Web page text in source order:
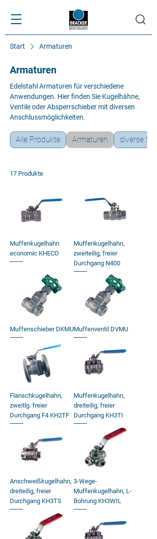
Start Armaturen
Armaturen
Edelstahl Armaturen für verschiedene
Anwendungen. Hier finden Sie Kugelhähne,
Ventile oder Absperrschieber mit diversen
Anschlussmöglichkeiten.
Alle Produkte Armaturen diverse
17 Produkte
Muffenkugelhahn
economic KHECO
Muffenkugelhahn,
zweiteilig, freier
Durchgang N400
Muffenschieber DKMUMuffenventil DVMU
Flanschkugelhahn,
zweitlg. freier
Durchgang F4 KH2TF
Muffenkugelhahn,
dreiteilig, freier
Durchgang KH3TI
Anschweißkugelhahn,
dreiteilig, freier
Durchgang KH3TS
3-Wege-
Muffenkugelhahn, L-
Bohrung KH3WIL